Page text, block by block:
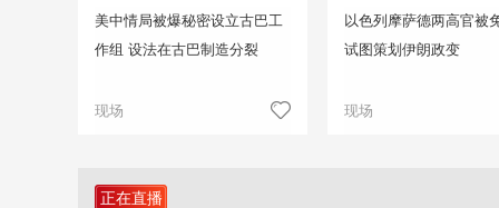
美中情局被爆秘密设立古巴工
作组 设法在古巴制造分裂
现场
以色列摩萨德两高官被
试图策划伊朗政变
现场
正在直播